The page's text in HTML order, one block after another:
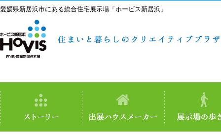
愛媛県新居浜市にある総合住宅展示場「ホービス新居浜」